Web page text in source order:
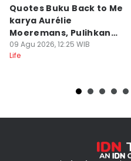
Quotes Buku Back to Me
karya Aurélie
Moeremans, Pulihkan
Luka Terdalam
09 Agu 2026, 12:25 WIB
Life